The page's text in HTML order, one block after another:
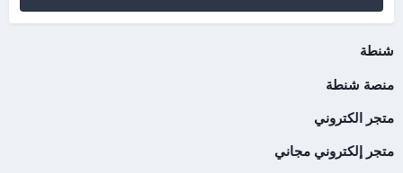
شنطة
منصة شنطة
متجر الكتروني
متجر إلكتروني مجاني